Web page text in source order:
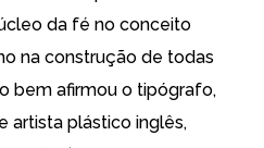
da fé no conceito
na construção de todas
bem afirmou o tipógrafo,
artista plástico inglês,